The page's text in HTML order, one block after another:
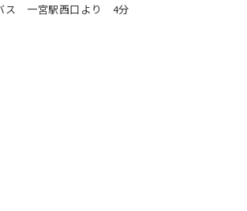
ス 一宮駅西口より 4分